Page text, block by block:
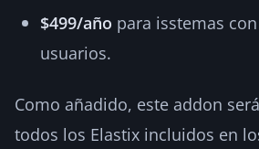
$499/año para isstemas
usuarios.
Como añadido, este addon
todos los Elastix incluidos en